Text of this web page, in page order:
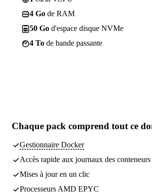
4 Go de RAM
50 Go d'espace disque NVMe
4 To de bande passante
Chaque pack comprend tout ce
Gestionnaire Docker
Accès rapide aux journaux des conteneurs
Mises à jour en un clic
Processeurs AMD EPYC